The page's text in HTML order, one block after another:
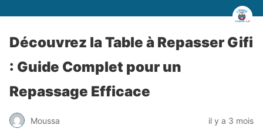
Découvrez la Table à Repasser Gifi
: Guide Complet pour un
Repassage Efficace
Moussa il y a 3 mois